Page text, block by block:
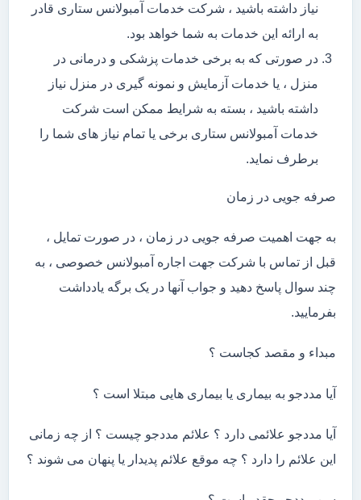
نیاز داشته باشید ، شرکت خدمات آمبولانس ستاری قادر
به ارائه این خدمات به شما خواهد بود.
در صورتی که به برخی خدمات پزشکی و درمانی در
منزل ، یا خدمات آزمایش و نمونه گیری در منزل نیاز
داشته باشید ، بسته به شرایط ممکن است شرکت
خدمات آمبولانس ستاری برخی یا تمام نیاز های شما را
برطرف نماید.
صرفه جویی در زمان
به جهت اهمیت صرفه جویی در زمان ، در صورت تمایل ،
قبل از تماس با شرکت جهت اجاره آمبولانس خصوصی ، به
چند سوال پاسخ دهید و جواب آنها در یک برگه یادداشت
بفرمایید.
مبداء و مقصد کجاست ؟
آیا مددجو به بیماری یا بیماری هایی مبتلا است ؟
آیا مددجو علائمی دارد ؟ علائم مددجو چیست ؟ از چه زمانی
این علائم را دارد ؟ چه موقع علائم پدیدار یا پنهان می شوند ؟